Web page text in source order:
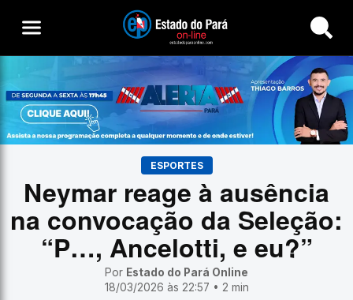
Buscar
ESPORTES
Neymar reage à ausência
na convocação da Seleção:
“P…, Ancelotti, e eu?”
Por Estado do Pará Online
18/03/2026 às 22:57 • 2 min